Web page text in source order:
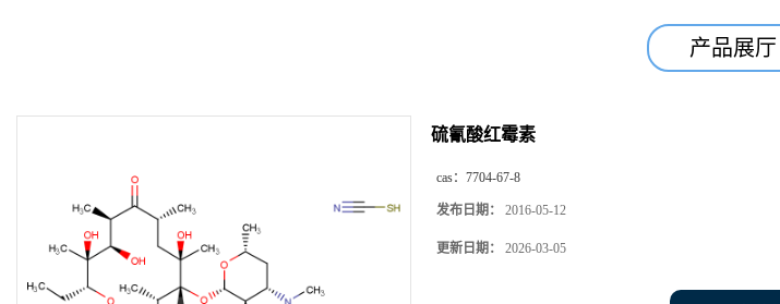
产品展厅
硫氰酸红霉素
cas： 7704-67-8
发布日期： 2016-05-12
更新日期： 2026-03-05